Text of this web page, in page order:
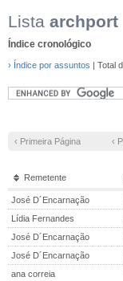
Lista archport
Índice cronológico
› Índice por assuntos | Total
‹ Primeira Página ‹
Remetente
José D´Encarnação
Lídia Fernandes
José D´Encarnação
José D´Encarnação
ana correia